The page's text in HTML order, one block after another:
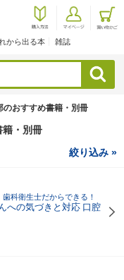
から出る本 雑誌
検索
のおすすめ書籍・別冊
・別冊
絞り込み »
科衛生士だからできる！
への気づきと対応 口腔